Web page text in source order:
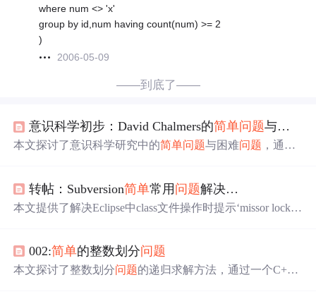
where num <> 'x'
group by id,num having count(num) >= 2
)
2006-05-09
——到底了——
意识科学初步：David Chalmers的简单问题与困难
本文探讨了意识科学研究中的简单问题与困难问题 ，通过
转帖：Subversion简单常用 问题解决…
本文提供了解决Eclipse中class文件操作时提示‘missor locke
clientistoooldto workwithworkingcopy;pleasegetanewerSubversi
onclient’问题的简单步骤。
002:简单的整数划分问题
本文探讨了整数划分问题的递归求解方法，通过一个C+